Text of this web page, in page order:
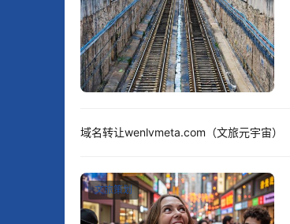
域名转让wenlvmeta.com（文旅元宇宙）
文旅策划